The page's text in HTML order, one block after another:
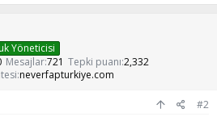
Yöneticisi
Mesajlar721 Tepki puanı 2,332
neverfapturkiye.com
#2